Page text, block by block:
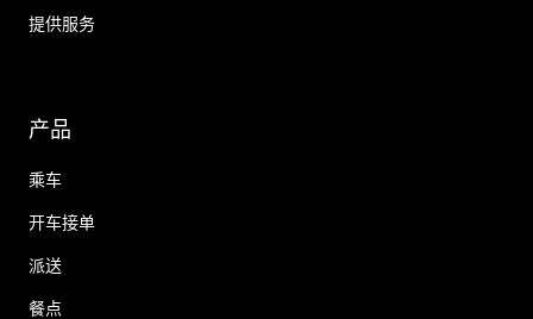
提供服务
产品
乘车
开车接单
派送
餐点